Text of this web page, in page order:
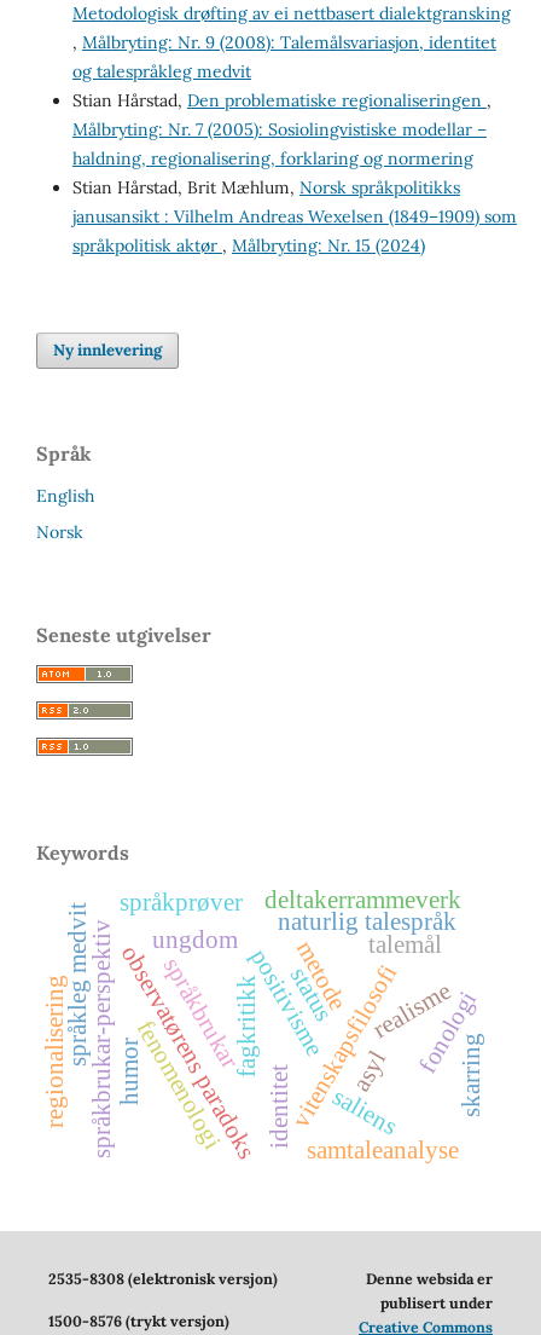
Metodologisk drøfting av ei nettbasert dialektgransking
, Målbryting: Nr. 9 (2008): Talemålsvariasjon, identitet
og talespråkleg medvit
Stian Hårstad, Den problematiske regionaliser­ingen ,
Målbryting: Nr. 7 (2005): Sosiolingvistiske modellar –
haldning, regionalisering, forklaring og normering
Stian Hårstad, Brit Mæhlum, Norsk språkpolitikks
janusansikt : Vilhelm Andreas Wexelsen (1849–1909) som
språkpolitisk aktør , Målbryting: Nr. 15 (2024)
Ny innlevering
Språk
English
Norsk
Seneste utgivelser
Keywords
fagkritikk vitenskapsfilosofi
metode
observatørens paradoks
naturlig talespråk
identitet
positivisme realisme
språkbrukar
språkbrukar-perspektivfenomenologi
språkleg medvit
saliens
samtaleanalyse
ungdom
deltakerrammeverk
fonologi
skarring
talemål
status
regionalisering
språkprøver
asyl
humor
2535-8308 (elektronisk versjon)
1500-8576 (trykt versjon)
Denne websida er
publisert under
Creative Commons